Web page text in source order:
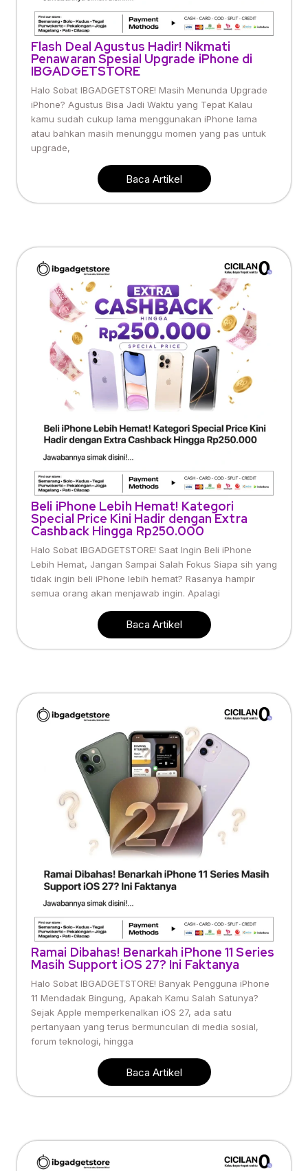
Flash Deal Agustus Hadir! Nikmati
Penawaran Spesial Upgrade iPhone di
IBGADGETSTORE
Halo Sobat IBGADGETSTORE! Masih Menunda Upgrade
iPhone? Agustus Bisa Jadi Waktu yang Tepat Kalau
kamu sudah cukup lama menggunakan iPhone lama
atau bahkan masih menunggu momen yang pas untuk
upgrade,
Baca Artikel
Beli iPhone Lebih Hemat! Kategori
Special Price Kini Hadir dengan Extra
Cashback Hingga Rp250.000
Halo Sobat IBGADGETSTORE! Saat Ingin Beli iPhone
Lebih Hemat, Jangan Sampai Salah Fokus Siapa sih yang
tidak ingin beli iPhone lebih hemat? Rasanya hampir
semua orang akan menjawab ingin. Apalagi
Baca Artikel
Ramai Dibahas! Benarkah iPhone 11 Series
Masih Support iOS 27? Ini Faktanya
Halo Sobat IBGADGETSTORE! Banyak Pengguna iPhone
11 Mendadak Bingung, Apakah Kamu Salah Satunya?
Sejak Apple memperkenalkan iOS 27, ada satu
pertanyaan yang terus bermunculan di media sosial,
forum teknologi, hingga
Baca Artikel